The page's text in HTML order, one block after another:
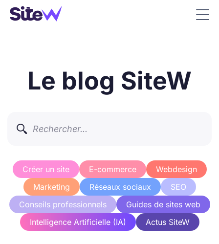
Le blog SiteW

Créer un site E-commerce
Webdesign
Marketing
Réseaux sociaux
SEO
Conseils professionnels
Guides de sites web
Intelligence Artificielle (IA)
Actus SiteW